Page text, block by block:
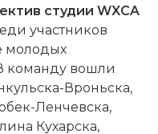
студии WXCA
участников
молодых
команду вошли
Вроньска,
Ленчевска,
Кухарска,